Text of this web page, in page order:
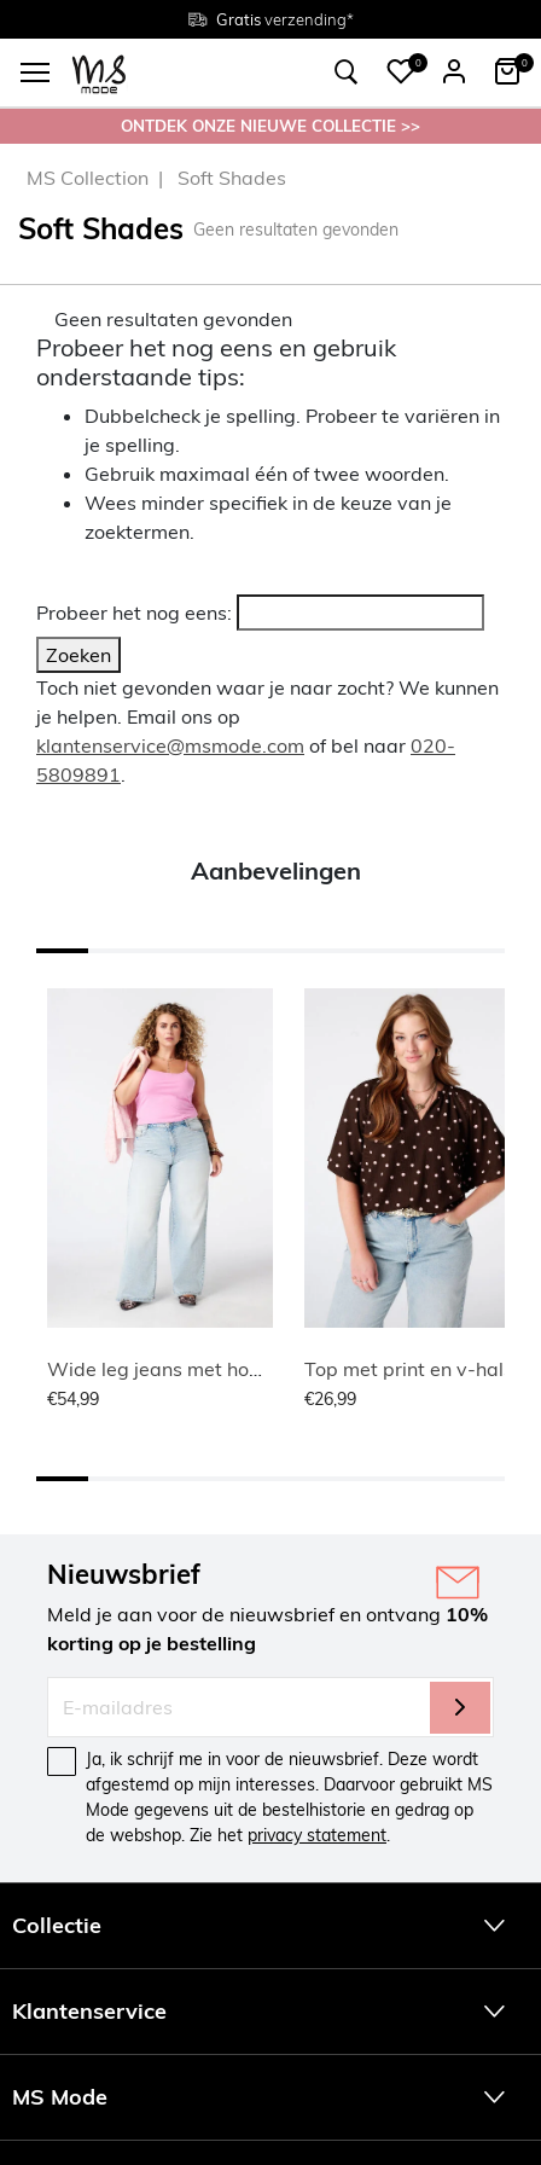
Gratisverzending*
Maten38 - 54
Gratisretourneren in de winkel
0 0
ONTDEK ONZE NIEUWE COLLECTIE >>
MS Collection Soft Shades
Soft Shades Geen resultaten gevonden
Geen resultaten gevonden
Probeer het nog eens en gebruik
onderstaande tips:
Dubbelcheck je spelling. Probeer te variëren in
je spelling.
Gebruik maximaal één of twee woorden.
Wees minder specifiek in de keuze van je
zoektermen.
Probeer het nog eens:
Zoeken
Toch niet gevonden waar je naar zocht? We kunnen
je helpen. Email ons op
klantenservice@msmode.com of bel naar 020-
5809891.
Aanbevelingen
Wide leg jeans met hoge taille
€54,99
Top met print en v-hals
€26,99
Nieuwsbrief
Meld je aan voor de nieuwsbrief en ontvang 10%
korting op je bestelling
Ja, ik schrijf me in voor de nieuwsbrief. Deze wordt
afgestemd op mijn interesses. Daarvoor gebruikt MS
Mode gegevens uit de bestelhistorie en gedrag op
de webshop. Zie het privacy statement.
Collectie
Klantenservice
MS Mode